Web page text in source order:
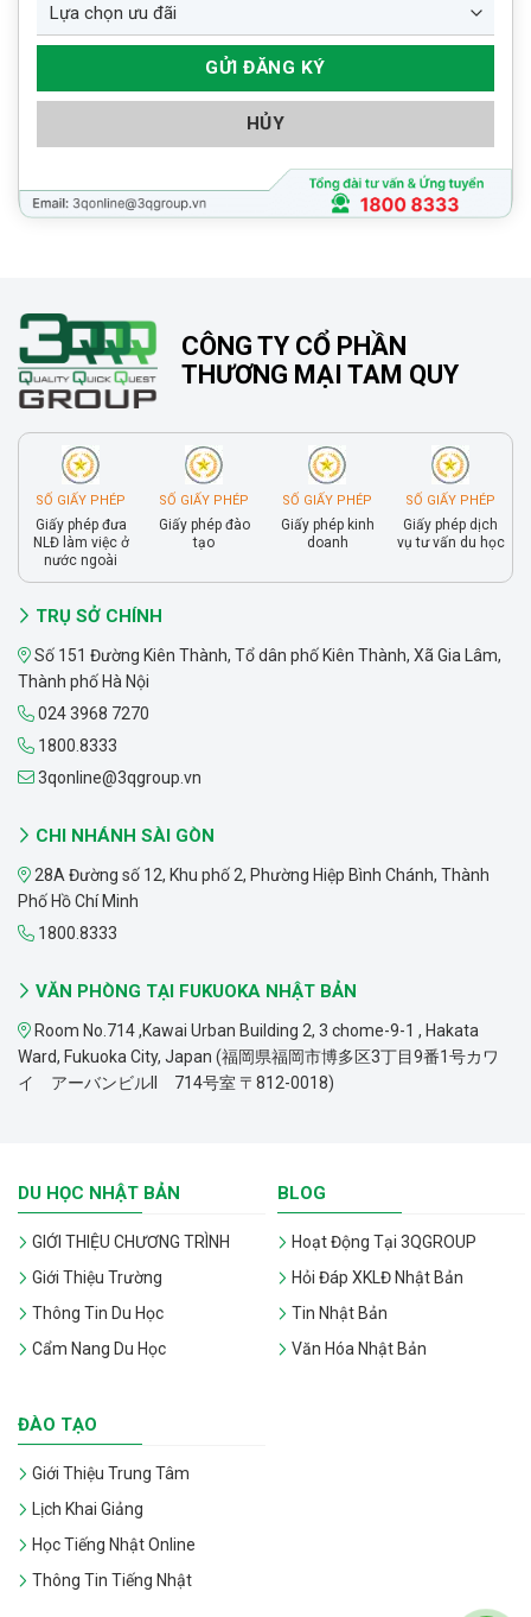
HỦY
CÔNG TY CỔ PHẦN
THƯƠNG MẠI TAM QUY
SỐ GIẤY PHÉP
Giấy phép đưa
NLĐ làm việc ở
nước ngoài
SỐ GIẤY PHÉP
Giấy phép đào
tạo
SỐ GIẤY PHÉP
Giấy phép kinh
doanh
SỐ GIẤY PHÉP
Giấy phép dịch
vụ tư vấn du học
TRỤ SỞ CHÍNH
Số 151 Đường Kiên Thành, Tổ dân phố Kiên Thành, Xã Gia Lâm,
Thành phố Hà Nội
024 3968 7270
1800.8333
3qonline@3qgroup.vn
CHI NHÁNH SÀI GÒN
28A Đường số 12, Khu phố 2, Phường Hiệp Bình Chánh, Thành
Phố Hồ Chí Minh
1800.8333
VĂN PHÒNG TẠI FUKUOKA NHẬT BẢN
Room No.714 ,Kawai Urban Building 2, 3 chome-9-1 , Hakata
Ward, Fukuoka City, Japan (福岡県福岡市博多区3丁目9番1号カワ
イ アーバンビルII 714号室 〒812-0018)
DU HỌC NHẬT BẢN
GIỚI THIỆU CHƯƠNG TRÌNH
Giới Thiệu Trường
Thông Tin Du Học
Cẩm Nang Du Học
BLOG
Hoạt Động Tại 3QGROUP
Hỏi Đáp XKLĐ Nhật Bản
Tin Nhật Bản
Văn Hóa Nhật Bản
ĐÀO TẠO
Giới Thiệu Trung Tâm
Lịch Khai Giảng
Học Tiếng Nhật Online
Thông Tin Tiếng Nhật